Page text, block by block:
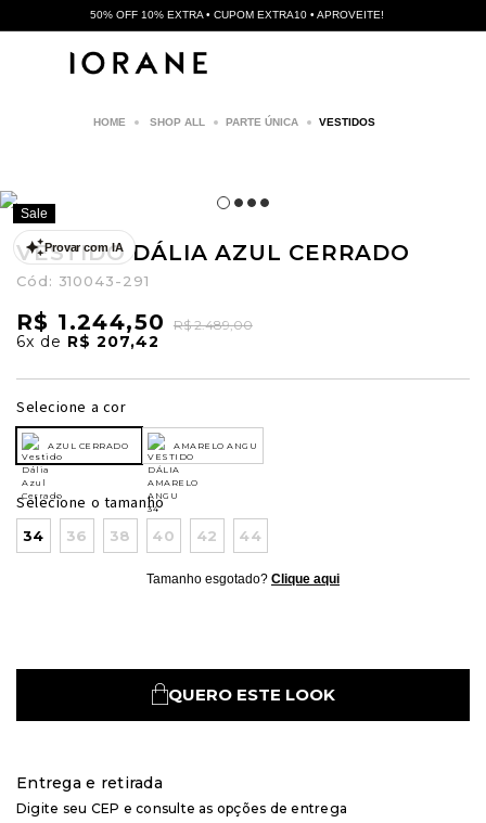
50% OFF 10% EXTRA • CUPOM EXTRA10 • APROVEITE!
SHOP ALL PARTE ÚNICA VESTIDOS
Provar com IA
Sale
VESTIDO DÁLIA AZUL CERRADO
Cód: 310043-291
R$ 1.244,50 R$ 2.489,00
6x de R$ 207,42
Selecione a cor
AZUL CERRADO AMARELO ANGU
Selecione o tamanho
34 36 38 40 42 44
Tamanho esgotado? Clique aqui
QUERO ESTE LOOK
Entrega e retirada
Digite seu CEP e consulte as opções de entrega